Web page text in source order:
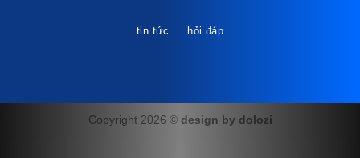
tin tức hỏi đáp
Copyright 2026 © design by dolozi